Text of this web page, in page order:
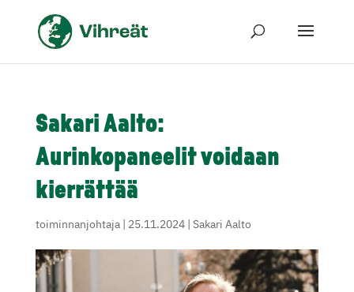
Sakari Aalto:
Aurinkopaneelit voidaan
kierrättää
toiminnanjohtaja| 25.11.2024| Sakari Aalto